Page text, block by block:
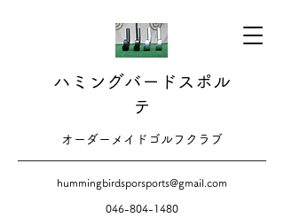
ハミングバードスポル
テ
​​オーダーメイドゴルフクラブ
hummingbirdsporsports@gmail.com
046-804-1480